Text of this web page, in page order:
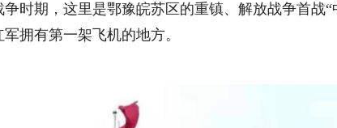
期，这里是鄂豫皖苏区的重镇、解放战争首战“
拥有第一架飞机的地方。